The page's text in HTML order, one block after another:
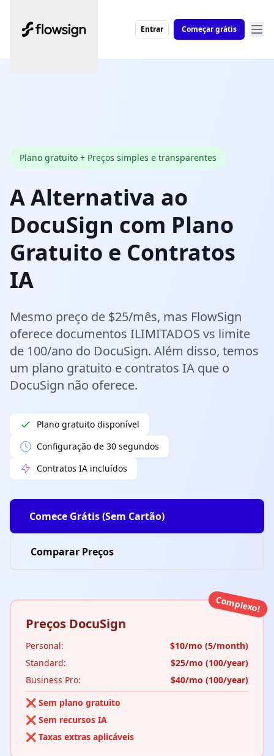
Entrar Começar grátis
Plano gratuito + Preços simples e transparentes
A Alternativa ao
DocuSign com Plano
Gratuito e Contratos
IA
Mesmo preço de $25/mês, mas FlowSign
oferece documentos ILIMITADOS vs limite
de 100/ano do DocuSign. Além disso, temos
um plano gratuito e contratos IA que o
DocuSign não oferece.
Plano gratuito disponível
Configuração de 30 segundos
Contratos IA incluídos
Comece Grátis (Sem Cartão)
Comparar Preços
Complexo!
Preços DocuSign
Personal:
$10/mo (5/month)
Standard:
$25/mo (100/year)
Business Pro:
$40/mo (100/year)
❌ Sem plano gratuito
❌ Sem recursos IA
❌ Taxas extras aplicáveis